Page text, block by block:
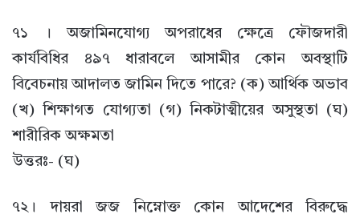
৭১ । অজামিনযোগ্য অপরাধের ক্ষেত্রে ফৌজদারী
কার্যবিধির ৪৯৭ ধারাবলে আসামীর কোন অবস্থাটি
বিবেচনায় আদালত জামিন দিতে পারে? (ক) আর্থিক অভাব
(খ) শিক্ষাগত যোগ্যতা (গ) নিকটাত্মীয়ের অসুস্থতা (ঘ)
শারীরিক অক্ষমতা
উত্তরঃ- (ঘ)
৭২। দায়রা জজ নিম্নোক্ত কোন আদেশের বিরুদ্ধে